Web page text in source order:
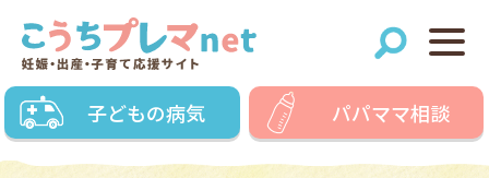
子どもの病気 パパママ相談